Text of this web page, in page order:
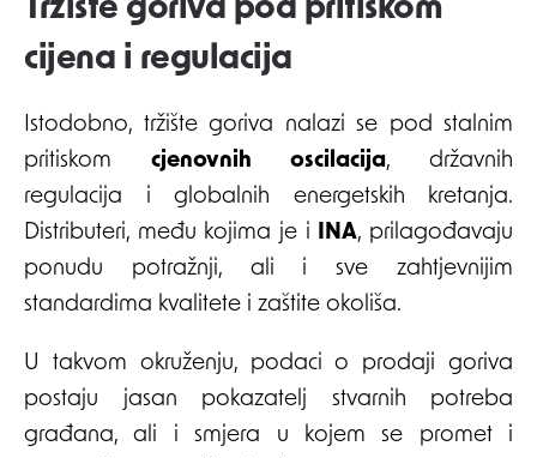
Tržište goriva pod pritiskom
cijena i regulacija
Istodobno, tržište goriva nalazi se pod stalnim
pritiskom cjenovnih oscilacija, državnih
regulacija i globalnih energetskih kretanja.
Distributeri, među kojima je i
INA, prilagođavaju
ponudu potražnji, ali i sve zahtjevnijim
standardima kvalitete i zaštite okoliša.
U takvom okruženju, podaci o prodaji goriva
postaju jasan pokazatelj stvarnih potreba
građana, ali i smjera u kojem se promet i